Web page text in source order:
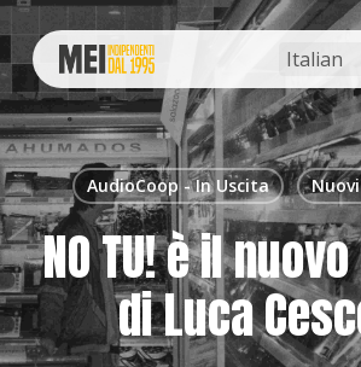
Skip
to
main
content
AudioCoop - In Uscita
NO TU! è il
di Luca